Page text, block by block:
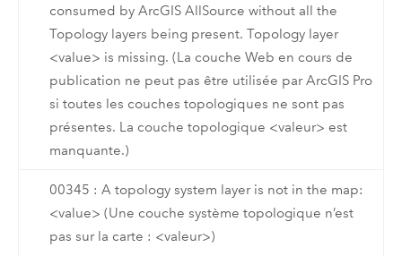
consumed by ArcGIS AllSource without all the
Topology layers being present. Topology layer
<value> is missing. (La couche Web en cours de
publication ne peut pas être utilisée par ArcGIS Pro
si toutes les couches topologiques ne sont pas
présentes. La couche topologique <valeur> est
manquante.)
00345 : A topology system layer is not in the map:
<value> (Une couche système topologique n’est
pas sur la carte : <valeur>)